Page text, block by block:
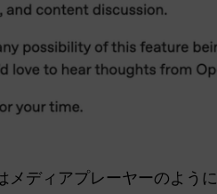
メディアプレーヤーのよう